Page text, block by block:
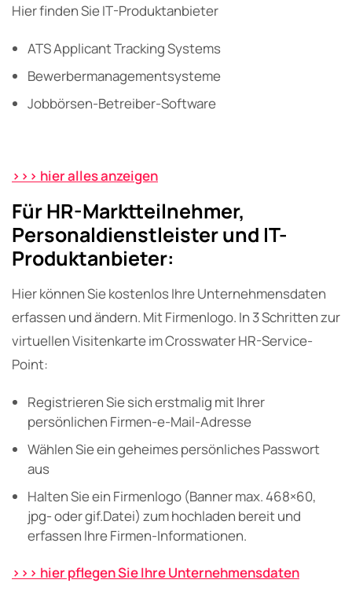
Hier finden Sie IT-Produktanbieter
ATS Applicant Tracking Systems
Bewerbermanagementsysteme
Jobbörsen-Betreiber-Software
>>> hier alles anzeigen
Für HR-Marktteilnehmer,
Personaldienstleister und IT-
Produktanbieter:
Hier können Sie kostenlos Ihre Unternehmensdaten
erfassen und ändern. Mit Firmenlogo. In 3 Schritten zur
virtuellen Visitenkarte im Crosswater HR-Service-
Point:
Registrieren Sie sich erstmalig mit Ihrer
persönlichen Firmen-e-Mail-Adresse
Wählen Sie ein geheimes persönliches Passwort
aus
Halten Sie ein Firmenlogo (Banner max. 468×60,
jpg- oder gif.Datei) zum hochladen bereit und
erfassen Ihre Firmen-Informationen.
>>> hier pflegen Sie Ihre Unternehmensdaten